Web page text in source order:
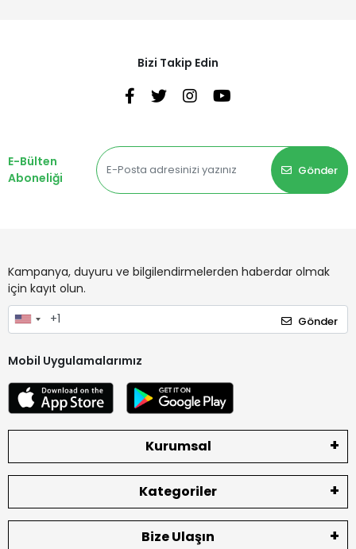
Bizi Takip Edin
E-Bülten
Aboneliği
Gönder
Kampanya, duyuru ve bilgilendirmelerden haberdar olmak
için kayıt olun.
Gönder
Mobil Uygulamalarımız
Kurumsal
Kategoriler
Bize Ulaşın